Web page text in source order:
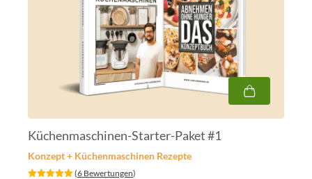
Küchenmaschinen-Starter-Paket #1
Konzept + Küchenmaschinen Rezepte
‎ (6 Bewertungen)